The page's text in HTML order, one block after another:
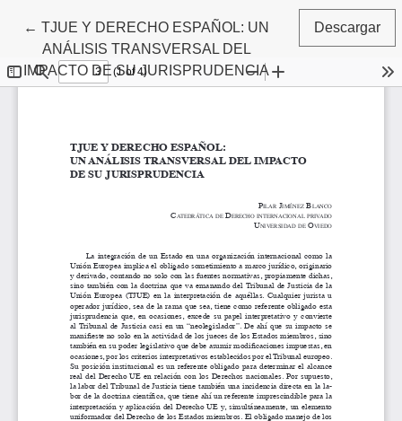
←Volver a los detalles del artículo
TJUE Y DERECHO ESPAÑOL: UN
ANÁLISIS TRANSVERSAL DEL
IMPACTO DE SU JURISPRUDENCIA
Descargar